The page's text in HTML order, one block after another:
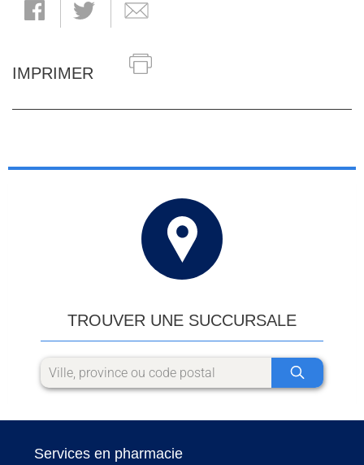
IMPRIMER
TROUVER UNE SUCCURSALE
Services en pharmacie